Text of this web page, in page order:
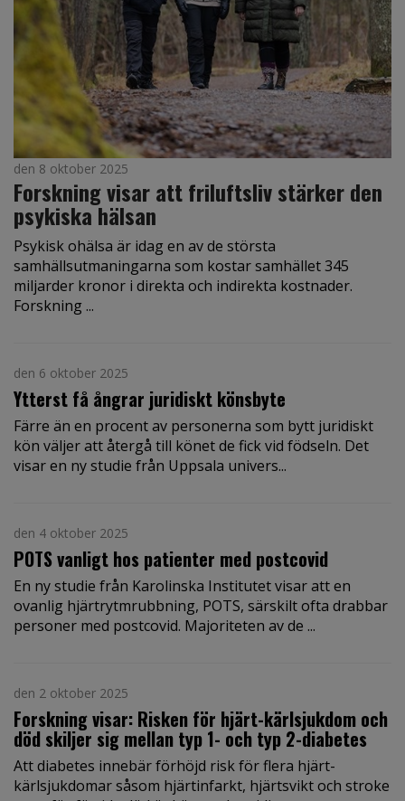
den 8 oktober 2025
Forskning visar att friluftsliv stärker den
psykiska hälsan
Psykisk ohälsa är idag en av de största
samhällsutmaningarna som kostar samhället 345
miljarder kronor i direkta och indirekta kostnader.
Forskning ...
den 6 oktober 2025
Ytterst få ångrar juridiskt könsbyte
Färre än en procent av personerna som bytt juridiskt
kön väljer att återgå till könet de fick vid födseln. Det
visar en ny studie från Uppsala univers...
den 4 oktober 2025
POTS vanligt hos patienter med postcovid
En ny studie från Karolinska Institutet visar att en
ovanlig hjärtrytmrubbning, POTS, särskilt ofta drabbar
personer med postcovid. Majoriteten av de ...
den 2 oktober 2025
Forskning visar: Risken för hjärt-kärlsjukdom och
död skiljer sig mellan typ 1- och typ 2-diabetes
Att diabetes innebär förhöjd risk för flera hjärt-
kärlsjukdomar såsom hjärtinfarkt, hjärtsvikt och stroke